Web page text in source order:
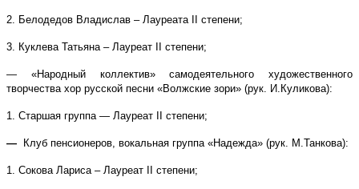
2. Белодедов Владислав – Лауреата степени;
3. Куклева Татьяна – Лауреат степени;
— «Народный коллектив» самодеятельного художественного
творчества хор русской песни «Волжские зори» (рук. И.Куликова):
1. Старшая группа — Лауреат степени;
— Клуб пенсионеров, вокальная группа «Надежда» (рук. М.Танкова):
1. Сокова Лариса – Лауреат степени;